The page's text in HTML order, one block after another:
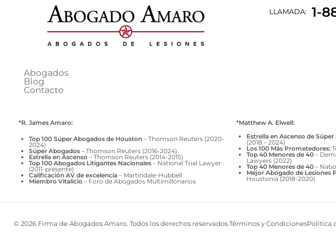
Abogados
Blog
Contacto
LLAMADA: 1-
*R. James Amaro:
Top 100 Súper Abogados de Houston – Thomson Reuters (2020-
2024)
Súper Abogados – Thomson Reuters (2016-2024)
Estrella en Ascenso – Thomson Reuters (2014-2015)
Top 100 Abogados Litigantes Nacionales – National Trial Lawyer
(2011-presente)
Calificación AV de excelencia – Martindale-Hubbell
Miembro Vitalicio – Foro de Abogados Multimillonarios
*Matthew A. Elwell:
Estrella en Ascenso de
(2018 – 2024)
Los 100 Más Prometedores:
Top 40 Menores de 40 –
Lawyers (2022)
Top 40 Menores de 40 –
Mejor Abogado de Lesiones
Houstonia (2018-2020)
© 2026 Firma de Abogados Amaro. Todos los derechos reservados.Términos y CondicionesPolítica